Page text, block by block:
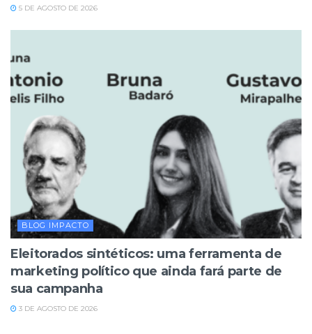
5 DE AGOSTO DE 2026
BLOG IMPACTO
Eleitorados sintéticos: uma ferramenta de
marketing político que ainda fará parte de
sua campanha
3 DE AGOSTO DE 2026